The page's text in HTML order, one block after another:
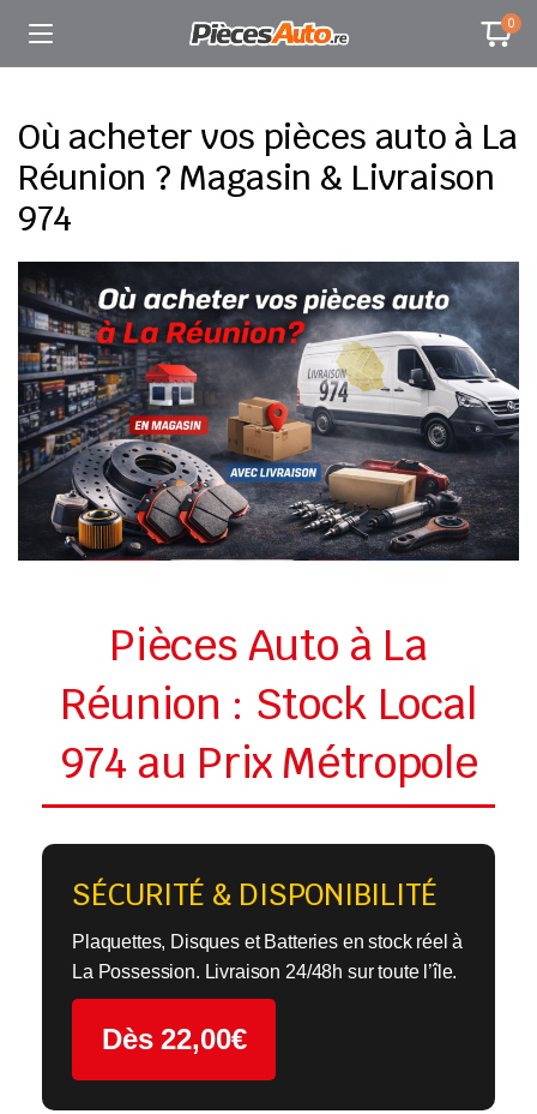
0
Où acheter vos pièces auto à La
Réunion ? Magasin & Livraison
974
Pièces Auto à La
Réunion : Stock Local
974 au Prix Métropole
SÉCURITÉ & DISPONIBILITÉ
Plaquettes, Disques et Batteries en stock réel à
La Possession. Livraison 24/48h sur toute l’île.
Dès 22,00€